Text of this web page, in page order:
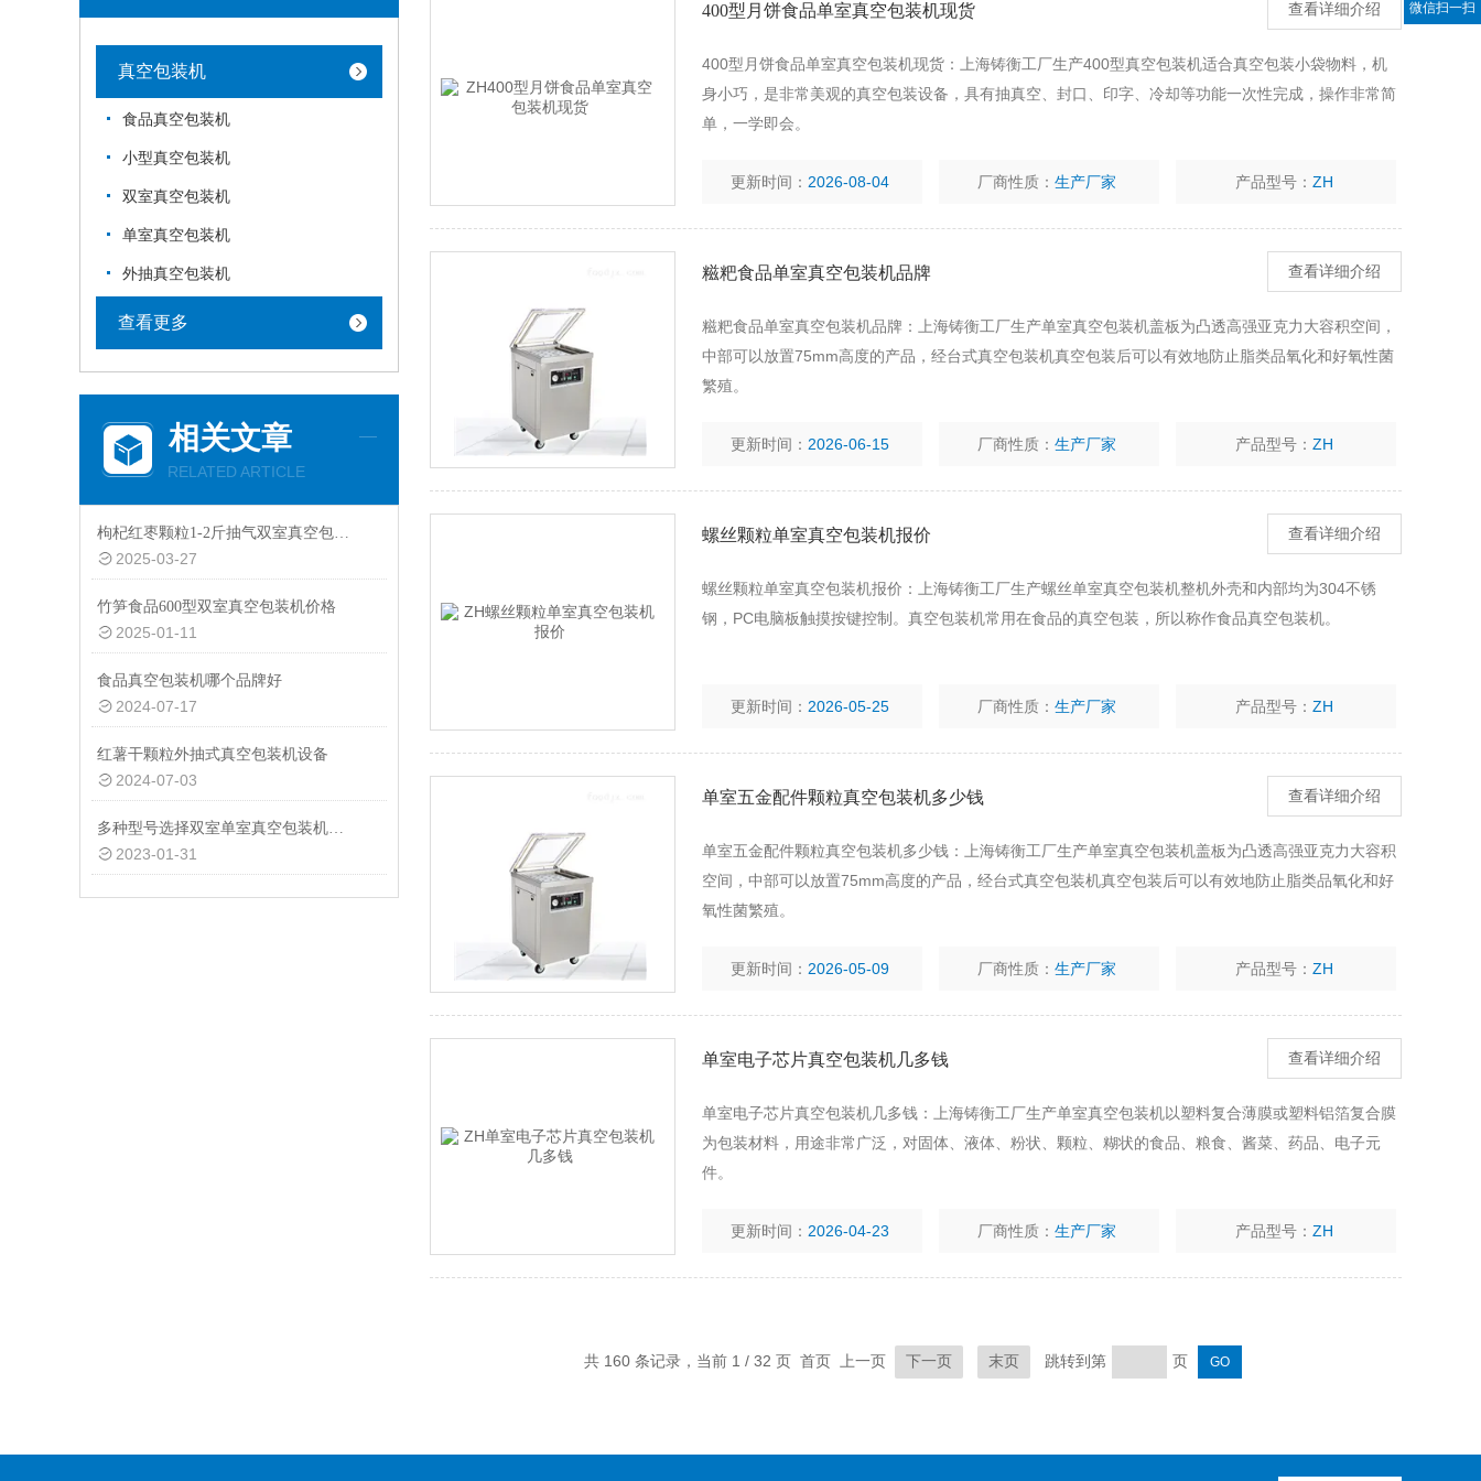
真空包装机
食品真空包装机
小型真空包装机
双室真空包装机
单室真空包装机
外抽真空包装机
查看更多
相关文章
RELATED ARTICLE
枸杞红枣颗粒1-2斤抽气双室真空包装机厂家定制
2025-03-27
竹笋食品600型双室真空包装机价格
2025-01-11
食品真空包装机哪个品牌好
2024-07-17
红薯干颗粒外抽式真空包装机设备
2024-07-03
多种型号选择双室单室真空包装机供应商
2023-01-31
400型月饼食品单室真空包装机现货 查看详细介绍
400型月饼食品单室真空包装机现货：上海铸衡工厂生产400型真空包装机适合真空包装小袋物料，机
身小巧，是非常美观的真空包装设备，具有抽真空、封口、印字、冷却等功能一次性完成，操作非常简
单，一学即会。
更新时间： 2026-08-04 厂商性质：生产厂家 产品型号： ZH
糍粑食品单室真空包装机品牌 查看详细介绍
糍粑食品单室真空包装机品牌：上海铸衡工厂生产单室真空包装机盖板为凸透高强亚克力大容积空间，
中部可以放置75mm高度的产品，经台式真空包装机真空包装后可以有效地防止脂类品氧化和好氧性菌
繁殖。
更新时间： 2026-06-15 厂商性质：生产厂家 产品型号： ZH
螺丝颗粒单室真空包装机报价 查看详细介绍
螺丝颗粒单室真空包装机报价：上海铸衡工厂生产螺丝单室真空包装机整机外壳和内部均为304不锈
钢，PC电脑板触摸按键控制。真空包装机常用在食品的真空包装，所以称作食品真空包装机。
更新时间： 2026-05-25 厂商性质：生产厂家 产品型号： ZH
单室五金配件颗粒真空包装机多少钱 查看详细介绍
单室五金配件颗粒真空包装机多少钱：上海铸衡工厂生产单室真空包装机盖板为凸透高强亚克力大容积
空间，中部可以放置75mm高度的产品，经台式真空包装机真空包装后可以有效地防止脂类品氧化和好
氧性菌繁殖。
更新时间： 2026-05-09 厂商性质：生产厂家 产品型号： ZH
单室电子芯片真空包装机几多钱 查看详细介绍
单室电子芯片真空包装机几多钱：上海铸衡工厂生产单室真空包装机以塑料复合薄膜或塑料铝箔复合膜
为包装材料，用途非常广泛，对固体、液体、粉状、颗粒、糊状的食品、粮食、酱菜、药品、电子元
件。
更新时间： 2026-04-23 厂商性质：生产厂家 产品型号： ZH
共 160 条记录，当前 1 / 32 页 首页 上一页 下一页 末页 跳转到第 页
微信扫一扫